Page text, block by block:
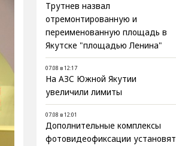
Трутнев назвал
отремонтированную и
переименованную площадь в
Якутске "площадью Ленина"
07.08 в 12:17
На АЗС Южной Якутии
увеличили лимиты
07.08 в 12:01
Дополнительные комплексы
фотовидеофиксации установят